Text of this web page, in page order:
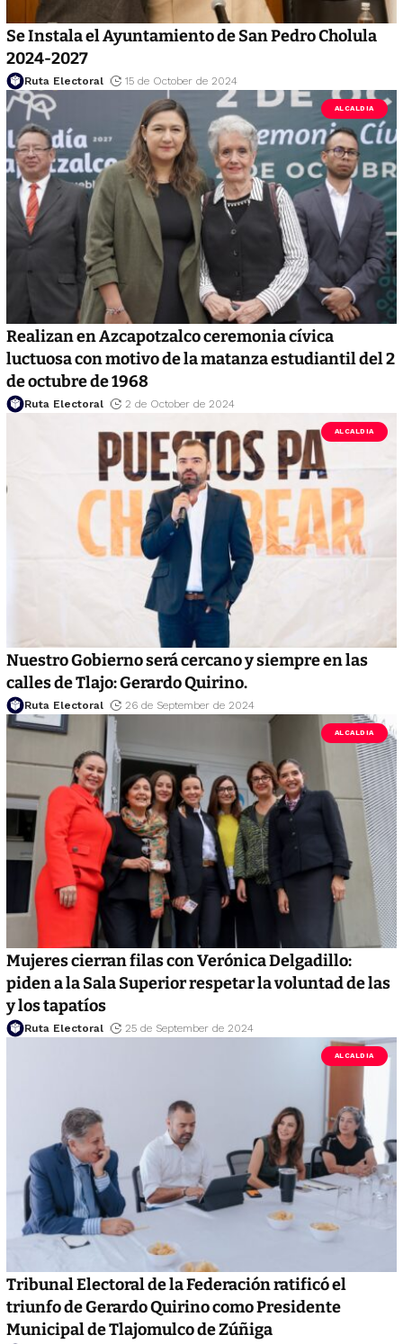
Se Instala el Ayuntamiento de San Pedro Cholula
2024-2027
Ruta Electoral 15 de October de 2024
ALCALDIA
Realizan en Azcapotzalco ceremonia cívica
luctuosa con motivo de la matanza estudiantil del 2
de octubre de 1968
Ruta Electoral 2 de October de 2024
ALCALDIA
Nuestro Gobierno será cercano y siempre en las
calles de Tlajo: Gerardo Quirino.
Ruta Electoral 26 de September de 2024
ALCALDIA
Mujeres cierran filas con Verónica Delgadillo:
piden a la Sala Superior respetar la voluntad de las
y los tapatíos
Ruta Electoral 25 de September de 2024
ALCALDIA
Tribunal Electoral de la Federación ratificó el
triunfo de Gerardo Quirino como Presidente
Municipal de Tlajomulco de Zúñiga